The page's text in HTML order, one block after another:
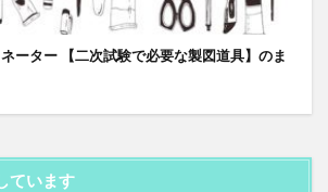
ーター 【二次試験で必要な製図道具】のま
ています